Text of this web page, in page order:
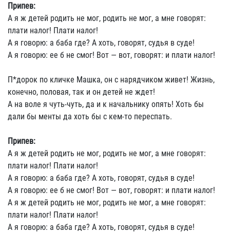
Припев:
А я ж детей родить не мог, родить не мог, а мне говорят:
плати налог! Плати налог!
А я говорю: а баба где? А хоть, говорят, судья в суде!
А я говорю: ее б не смог! Вот — вот, говорят: и плати налог!
П*дорок по кличке Машка, он с нарядчиком живет! Жизнь,
конечно, половая, так и он детей не ждет!
А на воле я чуть-чуть, да и к начальнику опять! Хоть бы
дали бы менты да хоть бы с кем-то переспать.
Припев:
А я ж детей родить не мог, родить не мог, а мне говорят:
плати налог! Плати налог!
А я говорю: а баба где? А хоть, говорят, судья в суде!
А я говорю: ее б не смог! Вот — вот, говорят: и плати налог!
А я ж детей родить не мог, родить не мог, а мне говорят:
плати налог! Плати налог!
А я говорю: а баба где? А хоть, говорят, судья в суде!